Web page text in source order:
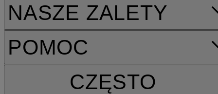
POMOC
CZĘSTO
NASZE ZALETY